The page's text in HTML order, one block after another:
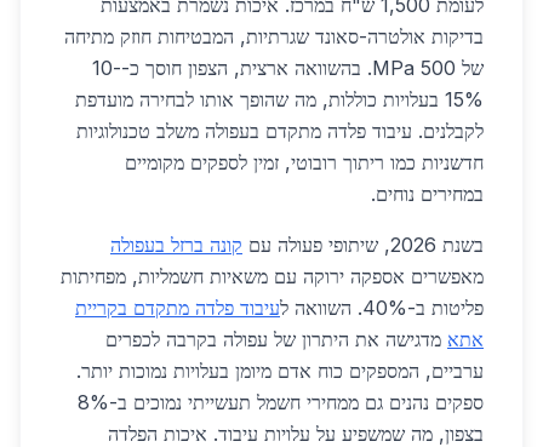
לעומת 1,500 ש"ח במרכז. איכות נשמרת באמצעות
בדיקות אולטרה-סאונד שגרתיות, המבטיחות חוזק מתיחה
של 500 MPa. בהשוואה ארצית, הצפון חוסך כ-10-
15% בעלויות כוללות, מה שהופך אותו לבחירה מועדפת
לקבלנים. עיבוד פלדה מתקדם בעפולה משלב טכנולוגיות
חדשניות כמו ריתוך רובוטי, זמין לספקים מקומיים
במחירים נוחים.
בשנת 2026, שיתופי פעולה עם
קונה ברזל בעפולה
מאפשרים אספקה ירוקה עם משאיות חשמליות, מפחיתות
פליטות ב-40%. השוואה ל
עיבוד פלדה מתקדם בקריית
אתא מדגישה את היתרון של עפולה בקרבה לכפרים
ערביים, המספקים כוח אדם מיומן בעלויות נמוכות יותר.
ספקים נהנים גם ממחירי חשמל תעשייתי נמוכים ב-8%
בצפון, מה שמשפיע על עלויות עיבוד. איכות הפלדה